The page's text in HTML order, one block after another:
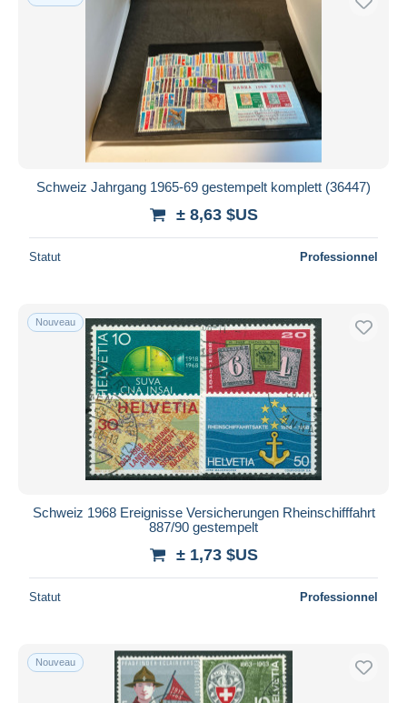
Schweiz Jahrgang 1965-69 gestempelt komplett (36447)
± 8,63 $US
Statut Professionnel
Nouveau
Schweiz 1968 Ereignisse Versicherungen Rheinschifffahrt
887/90 gestempelt
± 1,73 $US
Statut Professionnel
Nouveau